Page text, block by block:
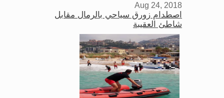
Aug 24, 2018
اصطدام زورق سياحي بالرمال مقابل
شاطئ العقيبة